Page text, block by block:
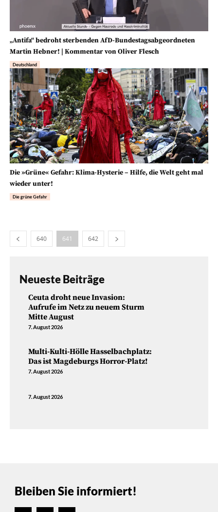
„Antifa“ bedroht sterbenden AfD-Bundestagsabgeordneten
Martin Hebner! | Kommentar von Oliver Flesch
Deutschland
Die »Grüne« Gefahr: Klima-Hysterie – Hilfe, die Welt geht mal
wieder unter!
Die grüne Gefahr
640 641 642
Neueste Beiträge
Ceuta droht neue Invasion:
Aufrufe im Netz zu neuem Sturm
Mitte August
7. August 2026
Multi-Kulti-Hölle Hasselbachplatz:
Das ist Magdeburgs Horror-Platz!
7. August 2026
7. August 2026
Bleiben Sie informiert!